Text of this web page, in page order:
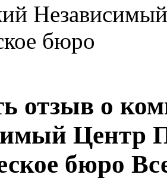
бюро
отзыв о
Центр
бюро